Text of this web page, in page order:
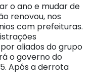
o ano e mudar de
renovou, nos
com prefeituras.
aliados do grupo
o governo do
Após a derrota